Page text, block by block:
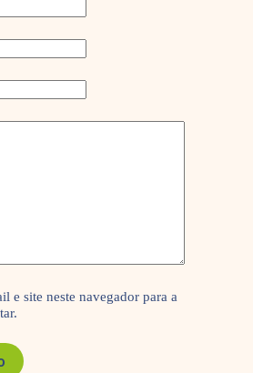
e site neste navegador para a